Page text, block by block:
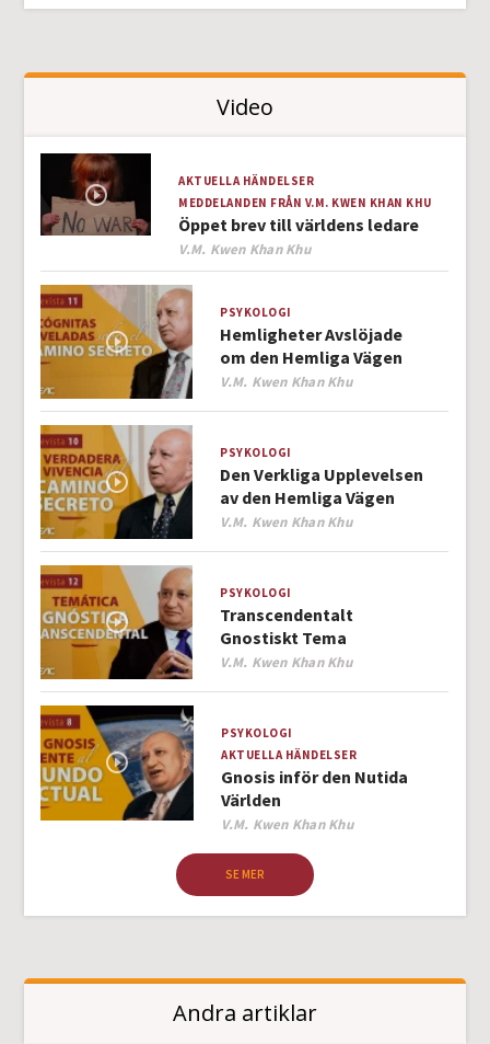
Video
AKTUELLA HÄNDELSER
MEDDELANDEN FRÅN V.M. KWEN KHAN KHU
Öppet brev till världens ledare
Author
V.M. Kwen Khan Khu
PSYKOLOGI
Hemligheter Avslöjade
om den Hemliga Vägen
Author
V.M. Kwen Khan Khu
PSYKOLOGI
Den Verkliga Upplevelsen
av den Hemliga Vägen
Author
V.M. Kwen Khan Khu
PSYKOLOGI
Transcendentalt
Gnostiskt Tema
Author
V.M. Kwen Khan Khu
PSYKOLOGI
AKTUELLA HÄNDELSER
Gnosis inför den Nutida
Världen
Author
V.M. Kwen Khan Khu
SE MER
Andra artiklar